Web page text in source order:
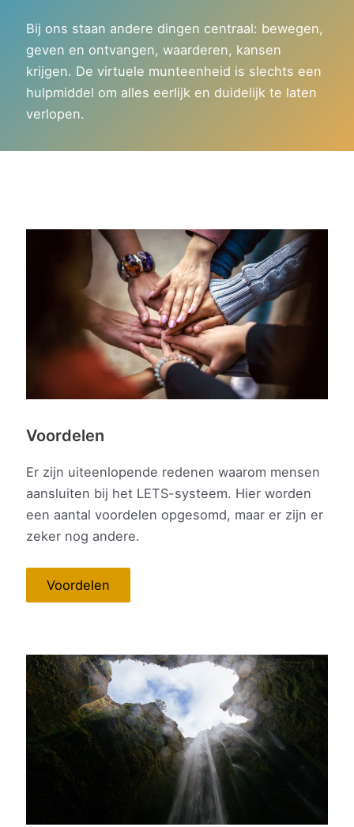
Bij ons staan andere dingen centraal: bewegen,
geven en ontvangen, waarderen, kansen
krijgen. De virtuele munteenheid is slechts een
hulpmiddel om alles eerlijk en duidelijk te laten
verlopen.
Voordelen
Er zijn uiteenlopende redenen waarom mensen
aansluiten bij het LETS-systeem. Hier worden
een aantal voordelen opgesomd, maar er zijn er
zeker nog andere.
Voordelen